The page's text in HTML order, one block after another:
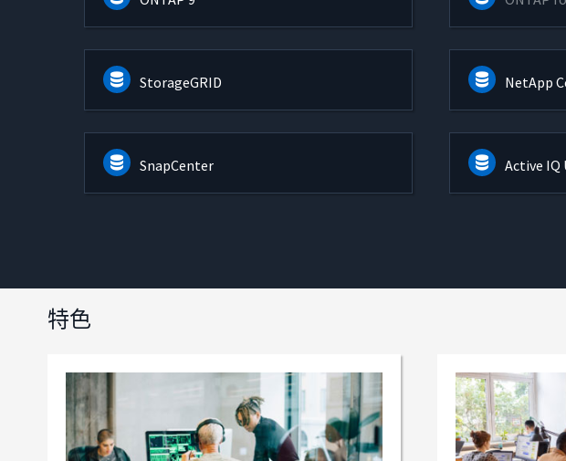
StorageGRID NetApp
SnapCenter Active IQ
特色